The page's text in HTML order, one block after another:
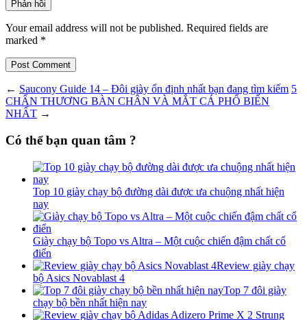
Your email address will not be published. Required fields are
marked *
Post Comment
← Saucony Guide 14 – Đôi giày ổn định nhất bạn đang tìm kiếm 5
CHẤN THƯƠNG BÀN CHÂN VÀ MẮT CÁ PHỔ BIẾN
NHẤT →
Có thể bạn quan tâm ?
Top 10 giày chạy bộ đường dài được ưa chuộng nhất hiện
nay
Giày chạy bộ Topo vs Altra – Một cuộc chiến đậm chất cổ
điển
Review giày chạy
bộ Asics Novablast 4
Top 7 đôi giày
chạy bộ bền nhất hiện nay